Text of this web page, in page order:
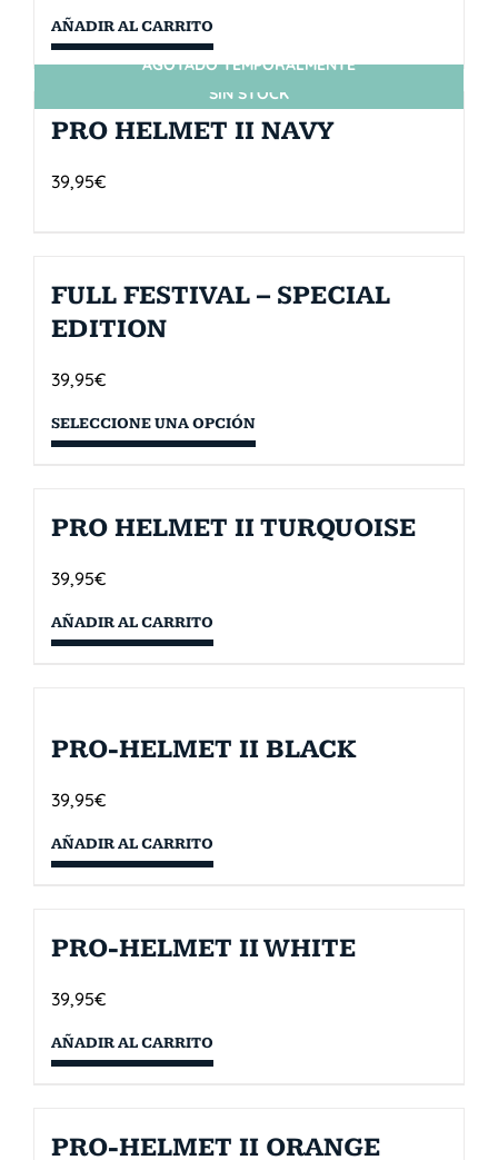
AÑADIR AL CARRITO
SIN STOCK
AGOTADO TEMPORALMENTE
PRO HELMET II NAVY
39,95€
FULL FESTIVAL – SPECIAL
EDITION
39,95€
SELECCIONE UNA OPCIÓN
PRO HELMET II TURQUOISE
39,95€
AÑADIR AL CARRITO
PRO-HELMET II BLACK
39,95€
AÑADIR AL CARRITO
PRO-HELMET II WHITE
39,95€
AÑADIR AL CARRITO
PRO-HELMET II ORANGE